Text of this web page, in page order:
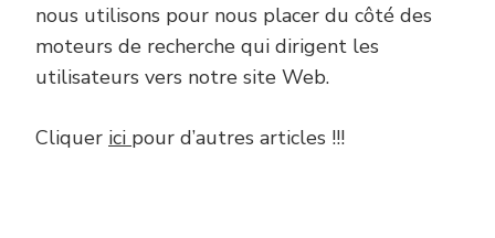
nous utilisons pour nous placer du côté des
moteurs de recherche qui dirigent les
utilisateurs vers notre site Web.
Cliquer ici pour d’autres articles !!!